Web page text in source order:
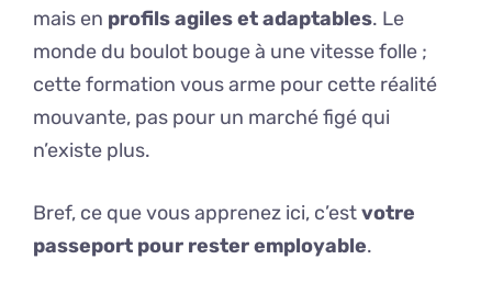
mais en profils agiles et adaptables. Le
monde du boulot bouge à une vitesse folle ;
cette formation vous arme pour cette réalité
mouvante, pas pour un marché figé qui
n’existe plus.
Bref, ce que vous apprenez ici, c’estvotre
passeport pour rester employable.